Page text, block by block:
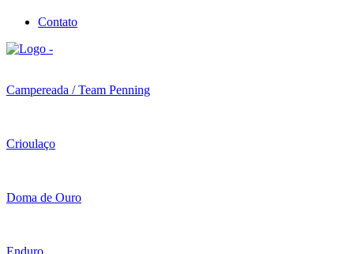
Contato
Campereada / Team Penning
Crioulaço
Doma de Ouro
Enduro